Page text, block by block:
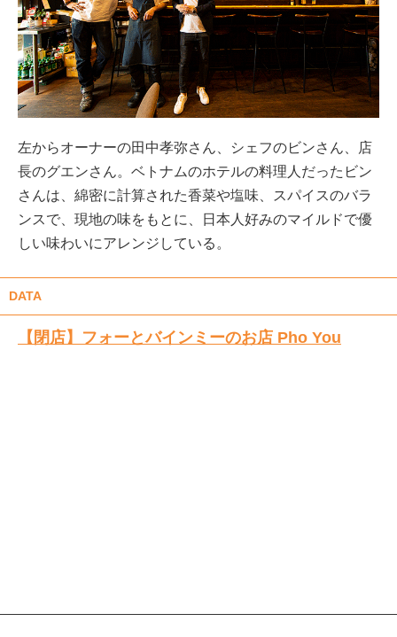
左からオーナーの田中孝弥さん、シェフのビンさん、店
長のグエンさん。ベトナムのホテルの料理人だったビン
さんは、綿密に計算された香菜や塩味、スパイスのバラ
ンスで、現地の味をもとに、日本人好みのマイルドで優
しい味わいにアレンジしている。
DATA
【閉店】フォーとバインミーのお店 Pho You